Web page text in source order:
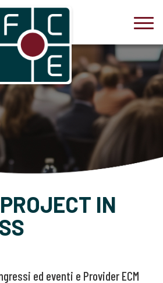
IN
ed eventi e Provider ECM